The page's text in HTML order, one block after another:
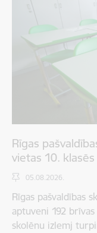
Rīgas
vietas 10. klasēs
05.08.2026.
Rīgas pašvaldības
aptuveni 192
skolēnu izlemj